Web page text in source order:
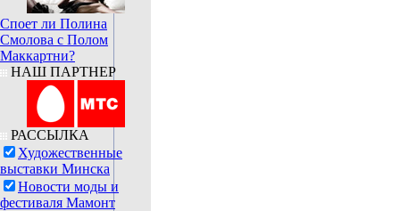
Споет ли Полина
Смолова с Полом
Маккартни?
НАШ ПАРТНЕР
РАССЫЛКА
Художественные
выставки Минска
Новости моды и
фестиваля Мамонт